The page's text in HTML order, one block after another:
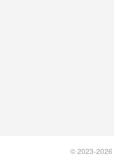
© 2023-2026